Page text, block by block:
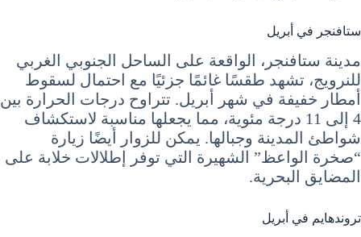
ستافنجر في أبريل
مدينة ستافنجر، الواقعة على الساحل الجنوبي الغربي
للنرويج، تشهد طقسًا غائمًا جزئيًا مع احتمال لسقوط
أمطار خفيفة في شهر أبريل. تتراوح درجات الحرارة بين
4 إلى 11 درجة مئوية، مما يجعلها مناسبة لاستكشاف
شواطئ المدينة وجبالها. يمكن للزوار أيضًا زيارة
“صخرة الواعظ” الشهيرة التي توفر إطلالات خلابة على
المضايق البحرية.
تروندهايم في أبريل